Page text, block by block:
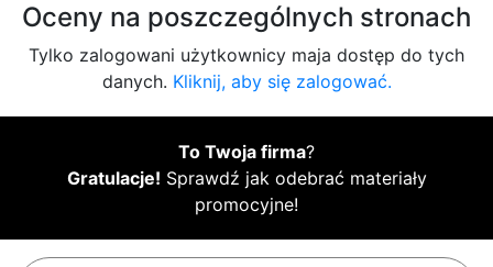
Oceny na poszczególnych stronach
Tylko zalogowani użytkownicy maja dostęp do tych
danych. Kliknij, aby się zalogować.
To Twoja firma?
Gratulacje! Sprawdź jak odebrać materiały
promocyjne!